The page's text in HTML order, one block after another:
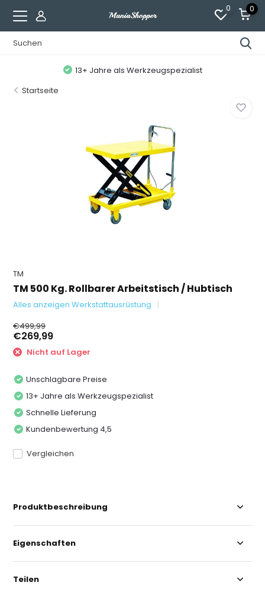
0 0
13+ Jahre als Werkzeugspezialist
Startseite
TM
TM 500 Kg. Rollbarer Arbeitstisch / Hubtisch
Alles anzeigen Werkstattausrüstung
€499,99
€269,99
Nicht auf Lager
Unschlagbare Preise
13+ Jahre als Werkzeugspezialist
Schnelle Lieferung
Kundenbewertung 4,5
Vergleichen
Produktbeschreibung
Eigenschaften
Teilen